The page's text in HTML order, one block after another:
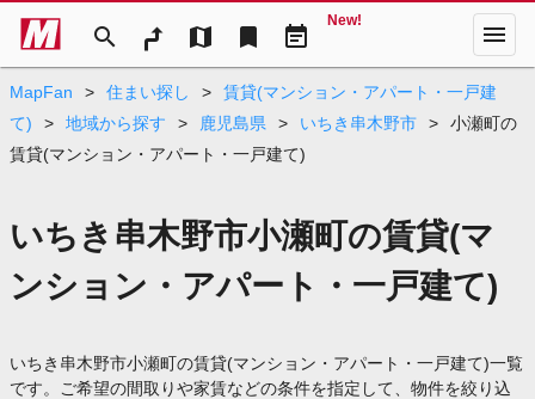
search map bookmark event_note
New! menu
MapFan > 住まい探し >
賃貸(マンション・アパート・一戸建
て)
> 地域から探す > 鹿児島県 > いちき串木野市 >
小瀬町の
賃貸(マンション・アパート・一戸建て)
いちき串木野市小瀬町の賃貸(マ
ンション・アパート・一戸建て)
いちき串木野市小瀬町の賃貸(マンション・アパート・一戸建て)一覧
です。ご希望の間取りや家賃などの条件を指定して、物件を絞り込